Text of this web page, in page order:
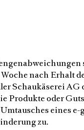
nach Erhalt
Schaukäserei
Produkte oder
eines
zu.